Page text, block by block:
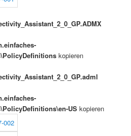
kopieren
USkopieren